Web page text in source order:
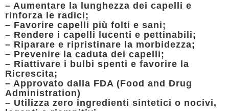
– Aumentare la lunghezza dei capelli e
rinforza le radici;
– Favorire capelli più folti e sani;
– Rendere i capelli lucenti e pettinabili;
– Riparare e ripristinare la morbidezza;
– Prevenire la caduta dei capelli;
– Riattivare i bulbi spenti e favorire la
Ricrescita;
– Approvato dalla FDA (Food and Drug
Administration)
– Utilizza zero ingredienti sintetici o nocivi,